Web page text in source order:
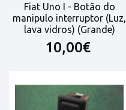
Fiat Uno I - Botão do
manipulo interruptor (Luz,
lava vidros) (Grande)
10,00€